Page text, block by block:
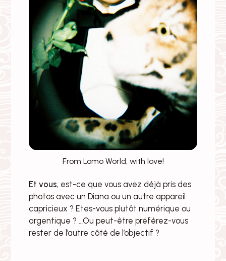
From Lomo World, with love!
Et vous, est-ce que vous avez déjà pris des
photos avec un Diana ou un autre appareil
capricieux ? Etes-vous plutôt numérique ou
argentique ? …Ou peut-être préférez-vous
rester de l’autre côté de l’objectif ?